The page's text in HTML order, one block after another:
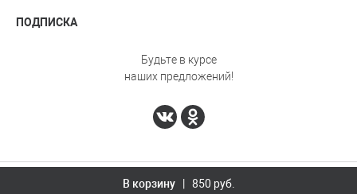
В корзину | 850 руб.
ПОДПИСКА
Будьте в курсе
наших предложений!